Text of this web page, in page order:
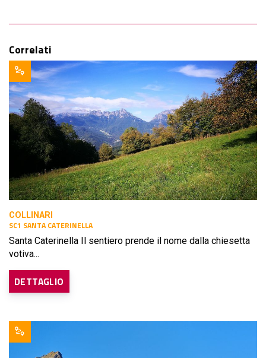
Correlati
COLLINARI
SC1 SANTA CATERINELLA
Santa Caterinella Il sentiero prende il nome dalla chiesetta
votiva...
DETTAGLIO